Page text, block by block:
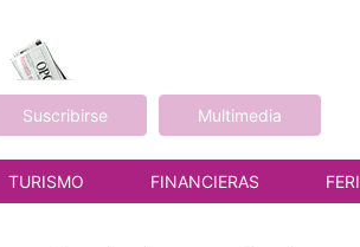
Suscribirse Multimedia
TURISMO FINANCIERAS